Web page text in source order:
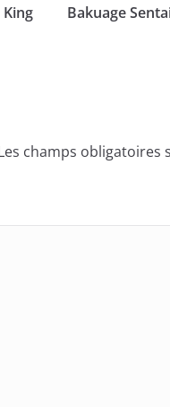
Bakuage
champs obligatoires